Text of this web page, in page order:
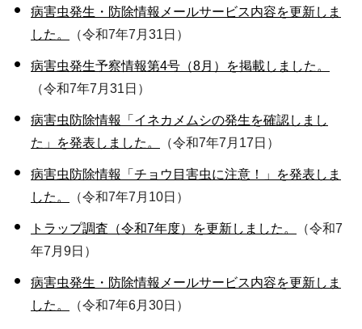
病害虫発生・防除情報メールサービス内容を更新しま
した。
（令和7年7月31日）
病害虫発生予察情報第4号（8月）を掲載しました。
（令和7年7月31日）
病害虫防除情報「イネカメムシの発生を確認しまし
た」を発表しました。
（令和7年7月17日）
病害虫防除情報「チョウ目害虫に注意！」を発表しま
した。
（令和7年7月10日）
トラップ調査（令和7年度）を更新しました。
（令和7
年7月9日）
病害虫発生・防除情報メールサービス内容を更新しま
した。
（令和7年6月30日）